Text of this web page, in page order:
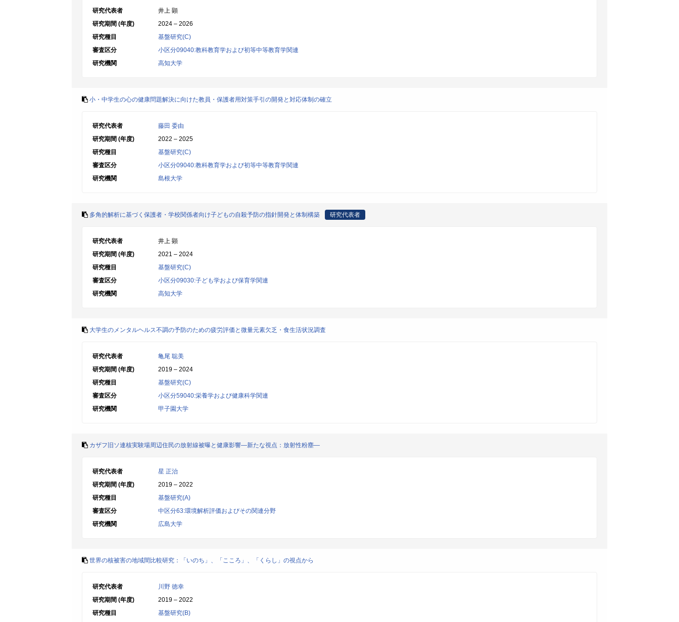
研究代表者
井上 顕
研究期間 (年度)
2024 – 2026
研究種目
基盤研究(C)
審査区分
小区分09040:教科教育学および初等中等教育学関連
研究機関
高知大学
小・中学生の心の健康問題解決に向けた教員・保護者用対策手引の開発と対応体制の確立
研究代表者
藤田 委由
研究期間 (年度)
2022 – 2025
研究種目
基盤研究(C)
審査区分
小区分09040:教科教育学および初等中等教育学関連
研究機関
島根大学
多角的解析に基づく保護者・学校関係者向け子どもの自殺予防の指針開発と体制構築 研究代表者
研究代表者
井上 顕
研究期間 (年度)
2021 – 2024
研究種目
基盤研究(C)
審査区分
小区分09030:子ども学および保育学関連
研究機関
高知大学
大学生のメンタルヘルス不調の予防のための疲労評価と微量元素欠乏・食生活状況調査
研究代表者
亀尾 聡美
研究期間 (年度)
2019 – 2024
研究種目
基盤研究(C)
審査区分
小区分59040:栄養学および健康科学関連
研究機関
甲子園大学
カザフ旧ソ連核実験場周辺住民の放射線被曝と健康影響―新たな視点：放射性粉塵―
研究代表者
星 正治
研究期間 (年度)
2019 – 2022
研究種目
基盤研究(A)
審査区分
中区分63:環境解析評価およびその関連分野
研究機関
広島大学
世界の核被害の地域間比較研究：「いのち」、「こころ」、「くらし」の視点から
研究代表者
川野 徳幸
研究期間 (年度)
2019 – 2022
研究種目
基盤研究(B)